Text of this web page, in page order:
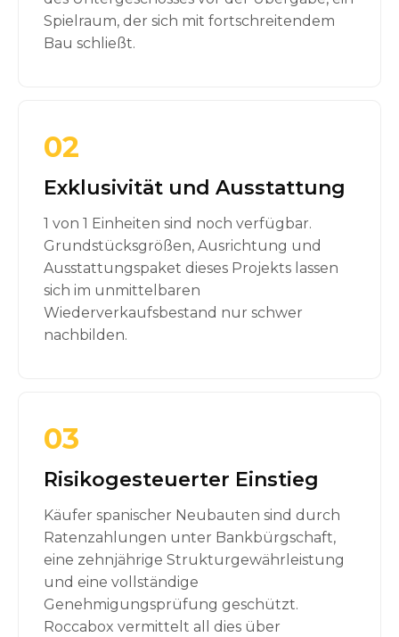
Spielraum, der sich mit fortschreitendem
Bau schließt.
02
Exklusivität und Ausstattung
1 von 1 Einheiten sind noch verfügbar.
Grundstücksgrößen, Ausrichtung und
Ausstattungspaket dieses Projekts lassen
sich im unmittelbaren
Wiederverkaufsbestand nur schwer
nachbilden.
03
Risikogesteuerter Einstieg
Käufer spanischer Neubauten sind durch
Ratenzahlungen unter Bankbürgschaft,
eine zehnjährige Strukturgewährleistung
und eine vollständige
Genehmigungsprüfung geschützt.
Roccabox vermittelt all dies über